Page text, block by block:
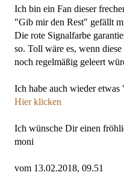
Ich bin ein Fan dieser
"Gib mir den Rest" gefällt
Die rote Signalfarbe
so. Toll wäre es, wenn
noch regelmäßig geleert
Ich habe auch wieder etwas
Hier klicken
Ich wünsche Dir einen
moni
vom 13.02.2018, 09.51